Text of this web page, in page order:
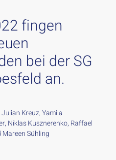
fingen
bei der SG
an.
Kreuz, Yamila
Niklas Kusznerenko, Raffael
Sühling